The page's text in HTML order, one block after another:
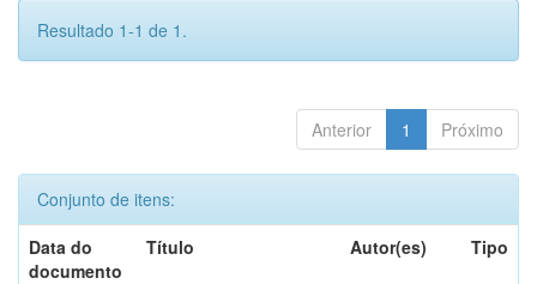
Resultado 1-1 de 1.
Anterior 1 Próximo
Conjunto de itens:
Data do
documento
Título Autor(es) Tipo